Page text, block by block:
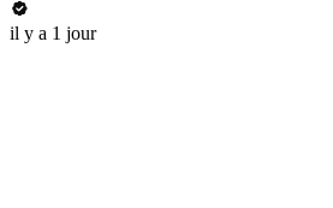
il y a 1 jour